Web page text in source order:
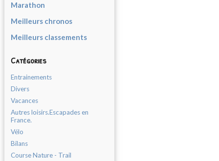
Marathon
Meilleurs chronos
Meilleurs classements
Catégories
Entrainements
Divers
Vacances
Autres loisirs.Escapades en
France.
Vélo
Bilans
Course Nature - Trail